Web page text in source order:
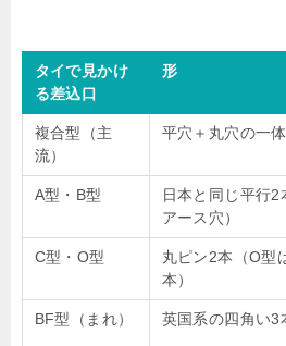
タイで見かけ
る差込口
形
複合型（主
流）
平穴＋丸穴の一
A型・B型
日本と同じ平行2
アース穴）
C型・O型
丸ピン2本（O型
本）
BF型（まれ） 英国系の四角い3